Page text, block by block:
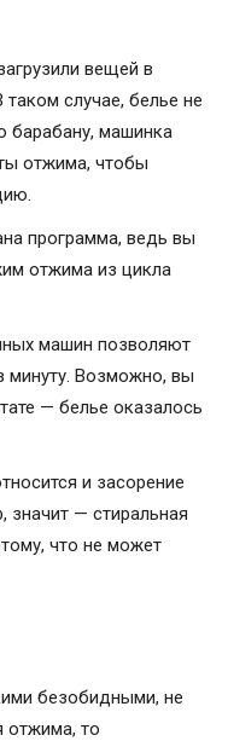
вещей в
случае, белье не
барабану, машинка
отжима, чтобы
программа, ведь вы
отжима из цикла
машин позволяют
минуту. Возможно, вы
— белье оказалось
и засорение
значит — стиральная
что не может
безобидными, не
отжима, то